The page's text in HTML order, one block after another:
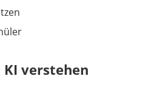
verstehen